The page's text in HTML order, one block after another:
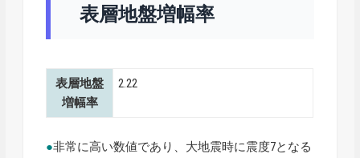
表層地盤増幅率
表層地盤
増幅率
2.22
●非常に高い数値であり、大地震時に震度7となる